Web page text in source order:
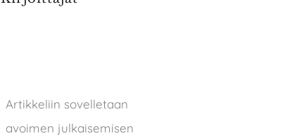
Artikkeliin sovelletaan
avoimen julkaisemisen